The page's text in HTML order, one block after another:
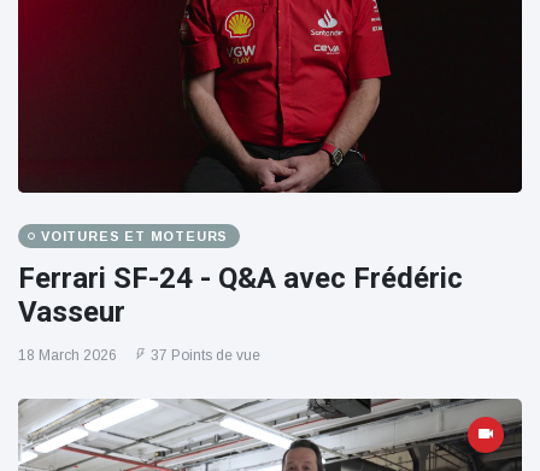
VOITURES ET MOTEURS
Ferrari SF-24 - Q&A avec Frédéric
Vasseur
18 March 2026 37 Points de vue